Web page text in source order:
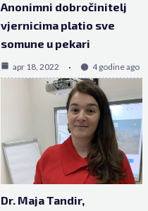
Anonimni dobročinitelj
vjernicima platio sve
somune u pekari
apr 18, 2022 4 godine ago
Dr. Maja Tandir,